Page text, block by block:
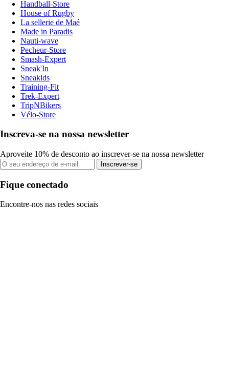
Handball-Store
House of Rugby
La sellerie de Maé
Made in Paradis
Nauti-wave
Pecheur-Store
Smash-Expert
Sneak'In
Sneakids
Training-Fit
Trek-Expert
TripNBikers
Vélo-Store
Inscreva-se na nossa newsletter
Aproveite 10% de desconto ao inscrever-se na nossa newsletter
Inscrever-se
Fique conectado
Encontre-nos nas redes sociais